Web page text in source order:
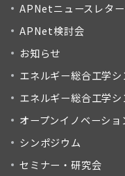
APNetニュースレター
APNet検討会
お知らせ
エネルギー総合工学シ
エネルギー総合工学
オープンイノベーショ
シンポジウム
セミナー・研究会